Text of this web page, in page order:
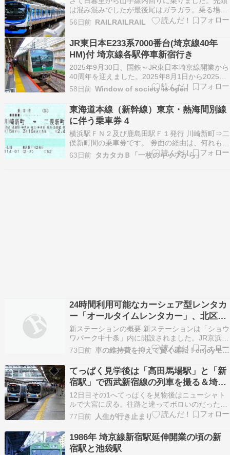
は混み混みでしたが最後尾はガラガラ。乗る場所
を変えるだけで混雑は変わるもんです。こういう
ことに気付けると混雑路線も少しばかり楽に乗れ
ますね。で、E235系に揺られること10分少々の
池袋で下車です。ホームには大量の待ち客。以前
通勤で使って…
56日前 RAILRAILRAIL
JR東日本E233系7000番台(埼京線40年
HM)付 埼京線各駅停車新宿行き
2025年9月30日、国鉄～JR東日本埼京線開業から
40周年を迎えました。2025年8月1日から2025年
9月末頃まで開業40周年HM付きの電車が走ってい
ました。ハエ117編成。前面。2025年9月30日か
らはHM付きのままラッピング化され、2026年2
月まで走ったようです。埼京…
58日前 Window of society is open
東海道本線（新幹線）東京・熱海間別線
に伴う乗車券 4
横浜駅ＦＮ２及び鹿島田駅Ｆ１発行 川崎新町⇒二
俣新町間の乗車券です。 券面の経由は、何れも
「南武・武蔵野・中央東・東北・中央東・品川・
新幹線・東京・京葉」と印字（８５ミリ券の京葉
63日前 タカタカＢ「一枚のキップから」
24時間利用可能なカーシェア型レンタカ
ー「オールタイムレンタカー」、北区十
条エリアに新ステーションを開設
新ステーションの概要 新ステーションは「ショウ
ワパーク中十条」内に開設されました。JR京浜東
北線 東十条駅からは徒歩4分、JR埼京線 十条駅
からは徒歩10分と、アクセスしやすい立地です。
ショウワパーク中十条 ステーション（東京都北区
中十条1-25-8） ステーションの詳細につい…
73日前 車の維持費を抑えて賢く運転！enjoyモーターライフ
てっぱく見学後は「高田馬場駅」と「新
宿駅」で西武新宿線の列車を撮る＆埼京
線205系最後の生き残り「ハエ28編成」
と遭遇！！
12日目その1へてっぱくを見物後はニューシャト
ルで大宮に戻る。往路と違ってボロいのだった。
大宮駅。駅前には低い雑居ビルが密集。乗降客数
の割にかなりしょぼく感じた。。その後はJRに乗
ってりんかい線が写ってるがこれはどこの駅だ。
その後は山手線に乗って高田馬場で下車し人生初
の西武線にち…
77日前 人生が行き止まり
1986年 埼京線新宿駅延伸開業の頃の新
宿駅と池袋駅